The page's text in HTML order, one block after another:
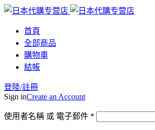
首頁
全部商品
購物車
結帳
登陸/註冊
Sign inCreate an Account
使用者名稱 或 電子郵件 *